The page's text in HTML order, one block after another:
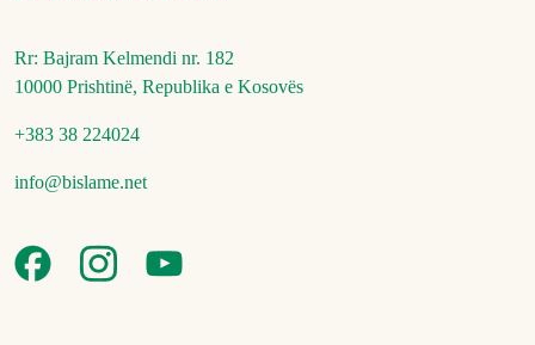
Rr: Bajram Kelmendi nr. 182
10000 Prishtinë, Republika e Kosovës
+383 38 224024
info@bislame.net